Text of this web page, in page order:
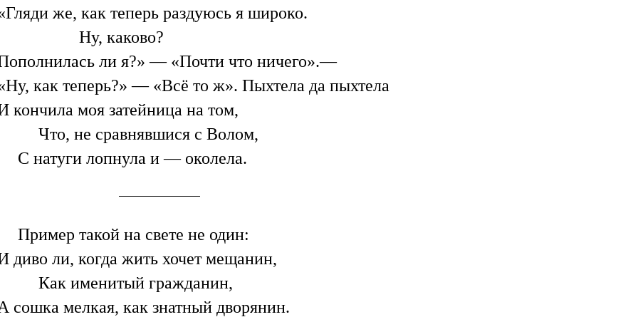
же, как теперь раздуюсь я широко.
Ну, каково?
ли я?» — «Почти что ничего».—
как теперь?» — «Всё то ж». Пыхтела да пыхтела
кончила моя затейница на том,
Что, не сравнявшися с Волом,
С натуги лопнула и — околела.
Пример такой на свете не один:
диво ли, когда жить хочет мещанин,
Как именитый гражданин,
сошка мелкая, как знатный дворянин.